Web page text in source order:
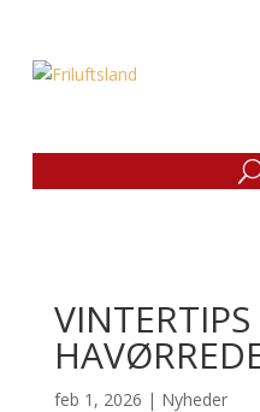
feb 1, 2026 | Nyheder